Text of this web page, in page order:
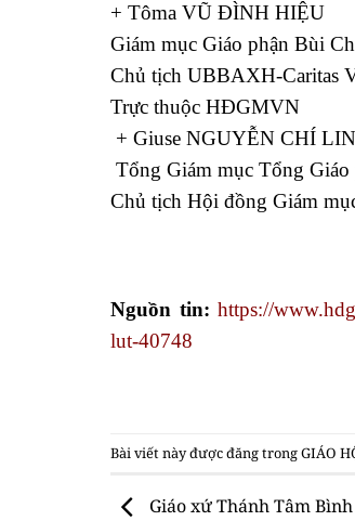
+ Tôma VŨ ĐÌNH HIỆU
Giám mục Giáo phận Bùi
Chủ tịch UBBAXH-Caritas
Trực thuộc HĐGMVN
+ Giuse NGUYỄN CHÍ
Tổng Giám mục Tổng Giáo
Chủ tịch Hội đồng Giám
Nguồn tin: https://
lut-40748
Bài viết này được đăng trongGIÁO
Giáo xứ Thánh Tâm